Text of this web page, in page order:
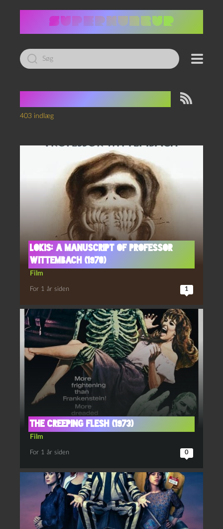
Led
efter:
403 indlæg
Lokis: A Manuscript of Professor
Wittembach (1970)
Film
For 1 år siden 1
The creeping flesh (1973)
Film
For 1 år siden 0